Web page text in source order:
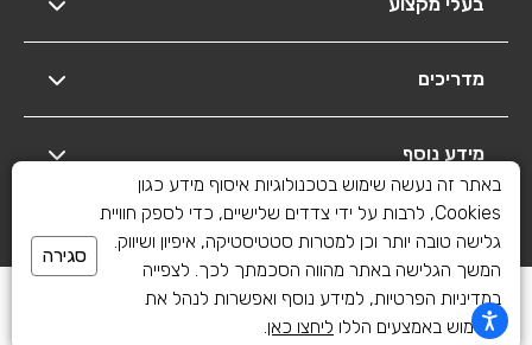
מדריכים
מידע נוסף
יצירת קשר
כל הזכויות שמורות לשיפוצים פלוס 2010-2026
באתר זה נעשה שימוש בטכנולוגיות איסוף מידע כגון
Cookies, לרבות על ידי צדדים שלישיים, כדי לספק חוויית
גלישה טובה יותר וכן למטרות סטטיסטיקה, איפיון ושיווק.
המשך הגלישה באתר מהווה הסכמתך לכך. לצפייה
במדיניות הפרטיות, למידע נוסף ואפשרות לנהל את
השימוש באמצעים הללו ליחצו כאן.
סגירה